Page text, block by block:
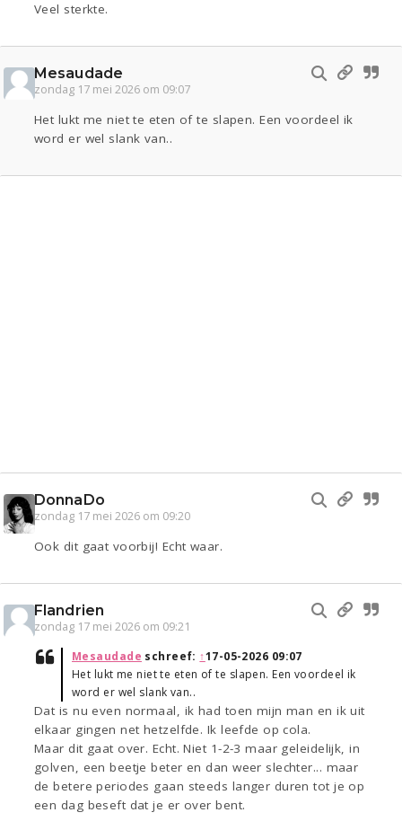
Veel sterkte.
Mesaudade
zondag 17 mei 2026 om 09:07
Het lukt me niet te eten of te slapen. Een voordeel ik
word er wel slank van..
DonnaDo
zondag 17 mei 2026 om 09:20
Ook dit gaat voorbij! Echt waar.
Flandrien
zondag 17 mei 2026 om 09:21
Mesaudade schreef: ↑17-05-2026 09:07
Het lukt me niet te eten of te slapen. Een voordeel ik
word er wel slank van..
Dat is nu even normaal, ik had toen mijn man en ik uit
elkaar gingen net hetzelfde. Ik leefde op cola.
Maar dit gaat over. Echt. Niet 1-2-3 maar geleidelijk, in
golven, een beetje beter en dan weer slechter... maar
de betere periodes gaan steeds langer duren tot je op
een dag beseft dat je er over bent.